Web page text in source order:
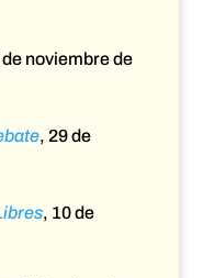
de noviembre de
, 29 de
, 10 de